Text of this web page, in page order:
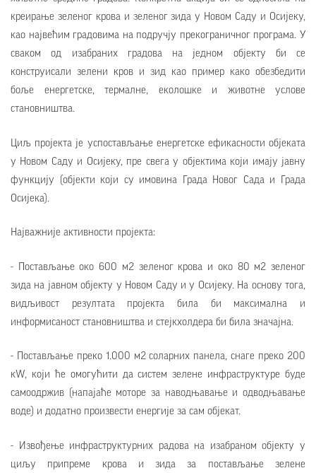
креирање зеленог крова и зеленог зида у Новом Саду и Осијеку,
као највећим градовима на подручју прекограничног програма. У
сваком од изабраних градова на једном објекту би се
конструисали зелени кров и зид као пример како обезбедити
боље енергетске, термалне, еколошке и животне услове
становништва.
Циљ пројекта је успостављање енергетске ефикасности објеката
у Новом Саду и Осијеку, пре свега у објектима који имају јавну
функцију (објекти који су имовина Града Новог Сада и Града
Осијека).
Најважније активности пројекта:
- Постављање око 600 м2 зеленог крова и око 80 м2 зеленог
зида на јавном објекту у Новом Саду и у Осијеку. На основу тога,
видљивост резултата пројекта била би максимална и
информисаност становништва и стејкхолдера би била значајна.
- Постављање преко 1.000 м2 соларних панела, снаге преко 200
кW, који ће омогућити да систем зелене инфраструктуре буде
самоодржив (напајаће моторе за наводњавање и одводњавање
воде) и додатно произвести енергије за сам објекат.
- Извођење инфраструктурних радова на изабраном објекту у
циљу припреме крова и зида за постављање зелене